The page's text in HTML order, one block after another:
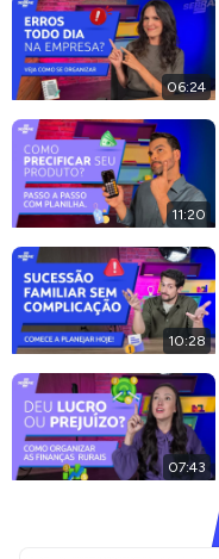
06:24
11:20
10:28
07:43